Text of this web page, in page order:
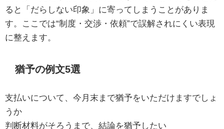
ると「だらしない印象」に寄ってしまうことがありま
す。ここでは“制度・交渉・依頼”で誤解されにくい表現
に整えます。
猶予の例文5選
支払いについて、今月末まで猶予をいただけますでしょ
うか
判断材料がそろうまで、結論を猶予したい